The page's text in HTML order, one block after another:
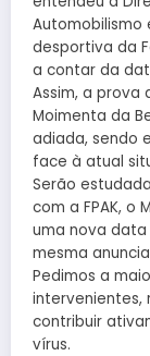
Automobilismo
desportiva da
a contar da
Assim, a prova
Moimenta da
adiada, sendo
face à atual
Serão
com a FPAK, o
uma nova
mesma
Pedimos a
intervenientes,
contribuir
vírus.